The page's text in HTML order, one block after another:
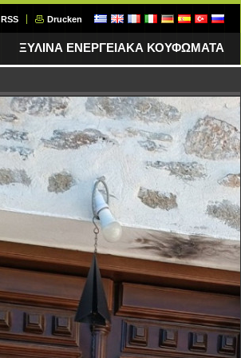
RSS Drucken
ΞΥΛΙΝΑ ΕΝΕΡΓΕΙΑΚΑ ΚΟΥΦΩΜΑΤΑ